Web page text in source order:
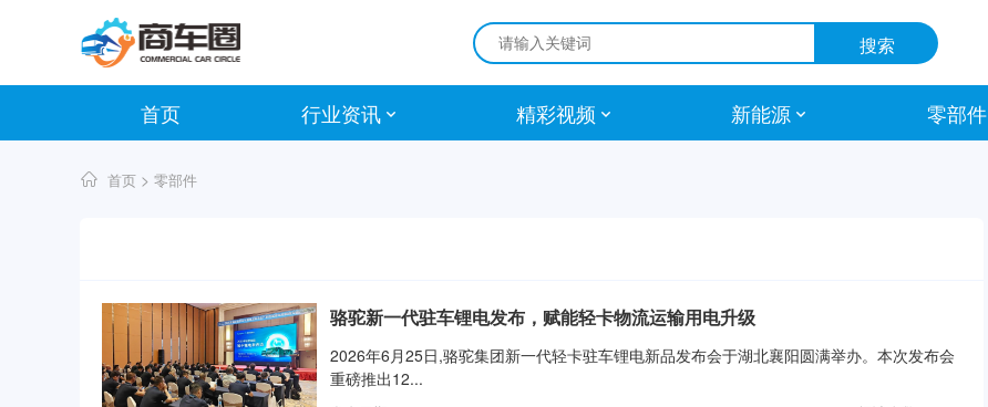
首页 行业资讯 精彩视频 新能源 零部件
首页 > 零部件
骆驼新一代驻车锂电发布，赋能轻卡物流运输用电升级
2026年6月25日,骆驼集团新一代轻卡驻车锂电新品发布会于湖北襄阳圆满举办。本次发布会
重磅推出12...